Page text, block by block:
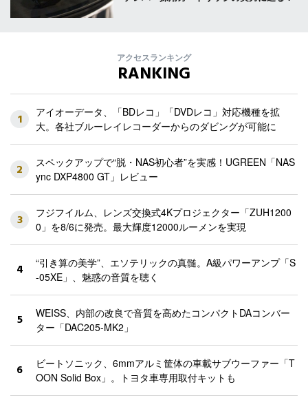
アクセスランキング
RANKING
1
アイオーデータ、「BDレコ」「DVDレコ」対応機種を拡
大。各社ブルーレイレコーダーからのダビングが可能に
2
スペックアップで“脱・NAS初心者”を実感！UGREEN「NAS
ync DXP4800 GT」レビュー
3
フジフイルム、レンズ交換式4Kプロジェクター「ZUH1200
0」を8/6に発売。最大輝度12000ルーメンを実現
4
“引き算の美学”、エソテリックの真髄。A級パワーアンプ「S
-05XE」、魅惑の音質を聴く
5
WEISS、内部の改良で音質を高めたコンパクトDAコンバー
ター「DAC205-MK2」
6
ビートソニック、6mmアルミ筐体の車載サブウーファー「T
OON Solid Box」。トヨタ車専用取付キットも